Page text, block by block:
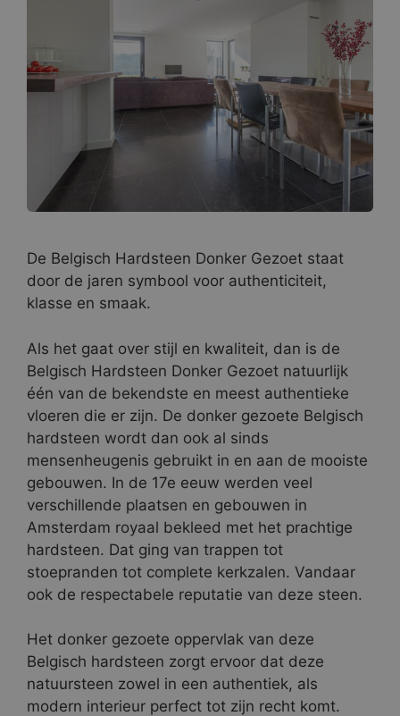
De Belgisch Hardsteen Donker Gezoet staat
door de jaren symbool voor authenticiteit,
klasse en smaak.
Als het gaat over stijl en kwaliteit, dan is de
Belgisch Hardsteen Donker Gezoet natuurlijk
één van de bekendste en meest authentieke
vloeren die er zijn. De donker gezoete Belgisch
hardsteen wordt dan ook al sinds
mensenheugenis gebruikt in en aan de mooiste
gebouwen. In de 17e eeuw werden veel
verschillende plaatsen en gebouwen in
Amsterdam royaal bekleed met het prachtige
hardsteen. Dat ging van trappen tot
stoepranden tot complete kerkzalen. Vandaar
ook de respectabele reputatie van deze steen.
Het donker gezoete oppervlak van deze
Belgisch hardsteen zorgt ervoor dat deze
natuursteen zowel in een authentiek, als
modern interieur perfect tot zijn recht komt.